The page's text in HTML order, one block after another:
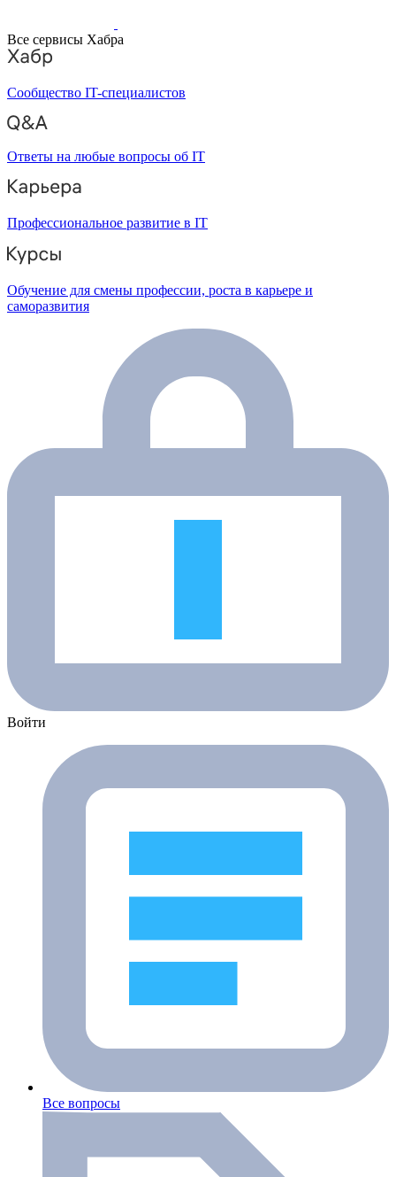
Все сервисы Хабра
Сообщество IT-специалистов
Ответы на любые вопросы об IT
Профессиональное развитие в IT
Обучение для смены профессии, роста в карьере и
саморазвития
Войти
Все вопросы